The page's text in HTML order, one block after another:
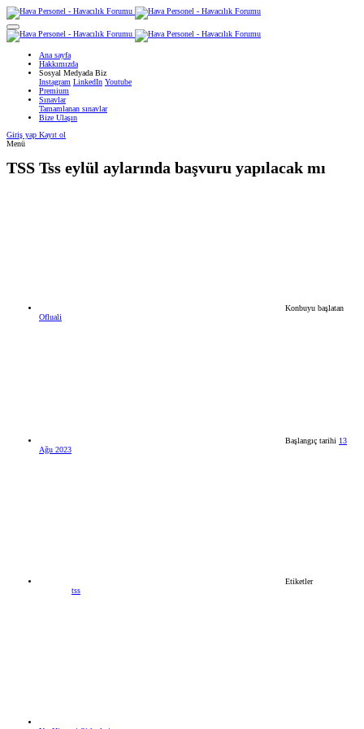
Ana sayfa
Hakkımızda
Sosyal Medyada Biz
Instagram LinkedIn Youtube
Premium
Sınavlar
Tamamlanan sınavlar
Bize Ulaşın
Giriş yap Kayıt ol
Menü
TSS Tss eylül aylarında başvuru yapılacak mı
Konbuyu başlatan
Ofluali
Başlangıç tarihi 13
Ağu 2023
Etiketler
tss